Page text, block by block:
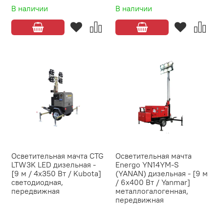
В наличии В наличии
Осветительная мачта CTG
LTW3K LED дизельная -
[9 м / 4х350 Вт / Kubota]
светодиодная,
передвижная
Осветительная мачта
Energo YN14YM-S
(YANAN) дизельная - [9 м
/ 6х400 Вт / Yanmar]
металлогалогенная,
передвижная